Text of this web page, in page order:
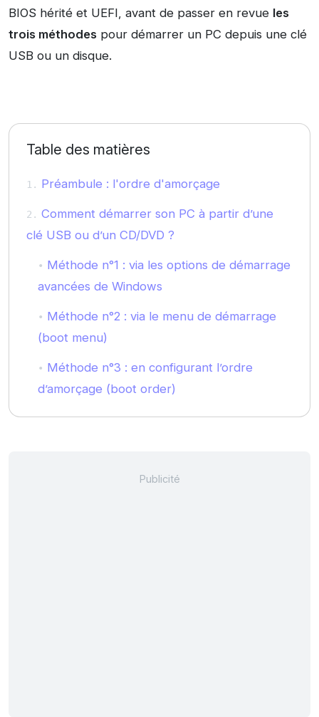
BIOS hérité et UEFI, avant de passer en revue les
trois méthodes pour démarrer un PC depuis une clé
USB ou un disque.
Table des matières
Préambule : l'ordre d'amorçage
Comment démarrer son PC à partir d’une
clé USB ou d’un CD/DVD ?
Méthode n°1 : via les options de démarrage
avancées de Windows
Méthode n°2 : via le menu de démarrage
(boot menu)
Méthode n°3 : en configurant l’ordre
d’amorçage (boot order)